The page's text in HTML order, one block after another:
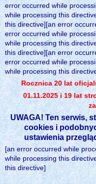
error occurred while
while processing this
this directive][an error
error occurred while
while processing this
this directive][an error
error occurred while
while processing this
Rocznica 20 lat
01.11.2025 i 19 lat
UWAGA! Ten serwis,
cookies i
ustawienia
[an error occurred while
while processing this
this directive]